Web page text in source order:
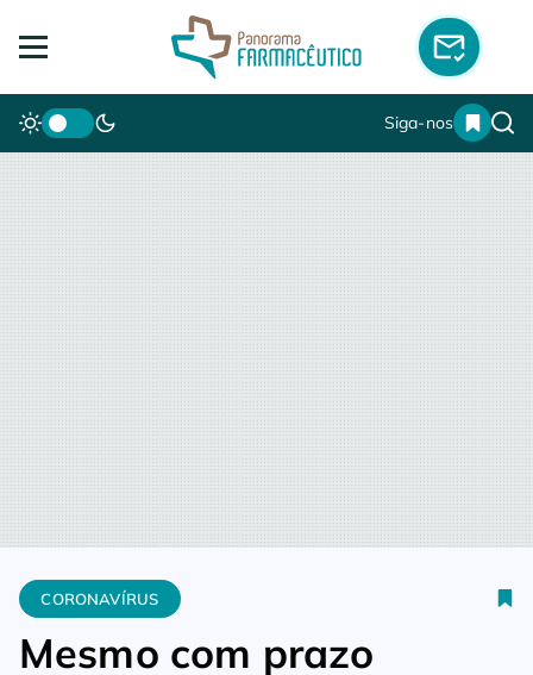
Siga-nos
Home Coronavírus Mesmo com prazo estendido, Saúde
CORONAVÍRUS
Mesmo com prazo